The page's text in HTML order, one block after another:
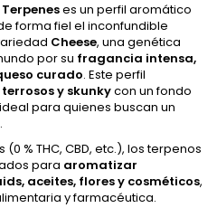
es un perfil aromático
forma fiel el inconfundible
Cheese, una genética
por su fragancia intensa,
curado. Este perfil
terrosos y skunkycon un fondo
para quienes buscan un
% THC, CBD, etc.), los terpenos
para aromatizar
aceites, flores y cosméticos,
y farmacéutica.